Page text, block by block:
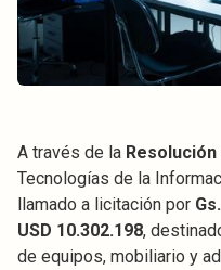
A través de la Resolución
Tecnologías de la
llamado a licitación por
USD 10.302.198,
de equipos, mobiliario y